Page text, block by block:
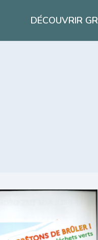
DÉCOUVRIR